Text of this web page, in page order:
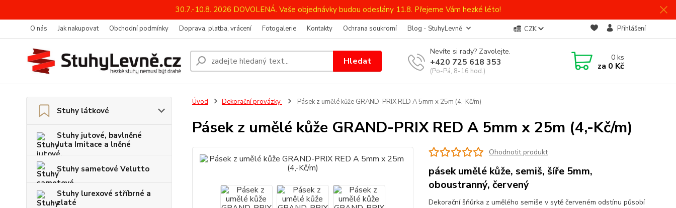
30.7.-10.8. 2026 DOVOLENÁ. Vaše objednávky budou odeslány 11.8. Přejeme Vám hezké léto!
O nás Jak nakupovat Obchodní podmínky Doprava, platba, vrácení Fotogalerie Kontakty Ochrana soukromí Blog - StuhyLevně CZK Přihlášení
Hledat
Nevíte si rady? Zavolejte.
+420 725 618 353
(Po-Pá, 8-16 hod.)
0ks
za 0 Kč
Stuhy látkové
Stuhy jutové, bavlněné
Juta Imitace a lněné
Stuhy sametové Velutto
Stuhy lurexové stříbrné a
zlaté
Úvod Dekorační provázky Pásek z umělé kůže GRAND-PRIX RED A 5mm x 25m (4,-Kč/m)
Pásek z umělé kůže GRAND-PRIX RED A 5mm x 25m (4,-Kč/m)
Ohodnotit produkt
pásek umělé kůže, semiš, šíře 5mm,
oboustranný, červený
Dekorační šňůrka z umělého semiše v sytě červeném odstínu působí